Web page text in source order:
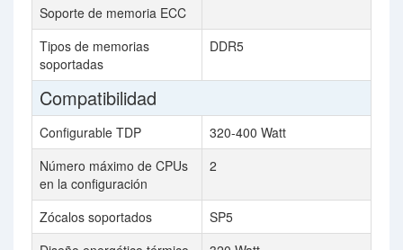
Soporte de memoria ECC
Tipos de memorias
soportadas
DDR5
Compatibilidad
Configurable TDP
320-400 Watt
Número máximo de CPUs
en la configuración
2
Zócalos soportados
SP5